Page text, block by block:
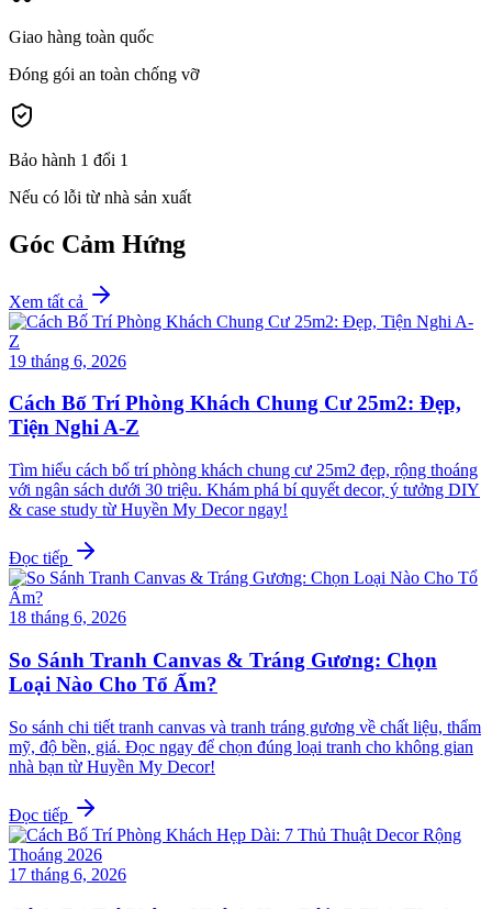
Giao hàng toàn quốc
Đóng gói an toàn chống vỡ
Bảo hành 1 đổi 1
Nếu có lỗi từ nhà sản xuất
Góc Cảm Hứng
Xem tất cả
19 tháng 6, 2026
Cách Bố Trí Phòng Khách Chung Cư 25m2: Đẹp,
Tiện Nghi A-Z
Tìm hiểu cách bố trí phòng khách chung cư 25m2 đẹp, rộng thoáng
với ngân sách dưới 30 triệu. Khám phá bí quyết decor, ý tưởng DIY
& case study từ Huyền My Decor ngay!
Đọc tiếp
18 tháng 6, 2026
So Sánh Tranh Canvas & Tráng Gương: Chọn
Loại Nào Cho Tổ Ấm?
So sánh chi tiết tranh canvas và tranh tráng gương về chất liệu, thẩm
mỹ, độ bền, giá. Đọc ngay để chọn đúng loại tranh cho không gian
nhà bạn từ Huyền My Decor!
Đọc tiếp
17 tháng 6, 2026